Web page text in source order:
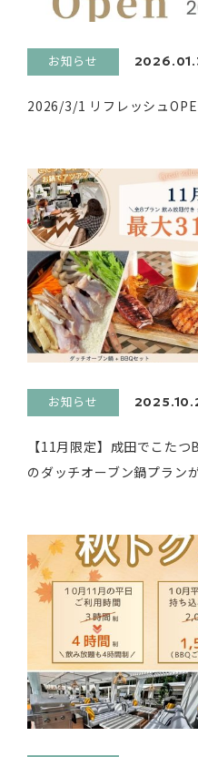
お知らせ
2026/3/1 リフレッシュ
お知らせ
【11月限定】成田でこた
のダッチオーブン鍋プラン